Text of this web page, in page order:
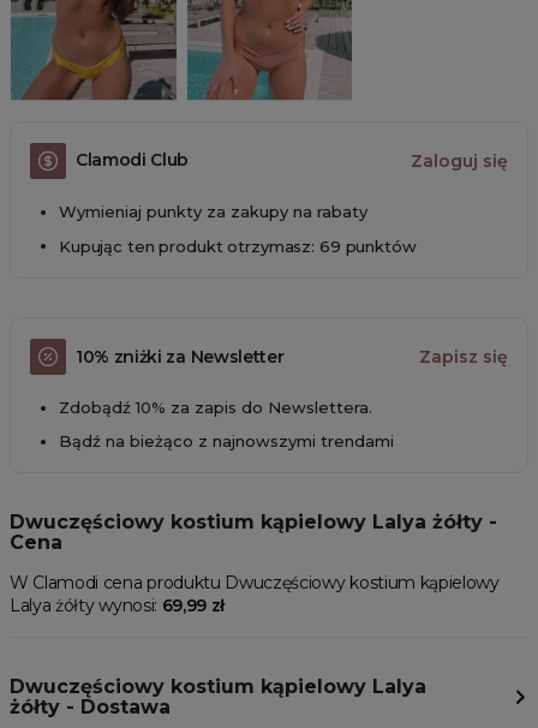
Clamodi Club Zaloguj się
Wymieniaj punkty za zakupy na rabaty
Kupując ten produkt otrzymasz: 69 punktów
10% zniżki za Newsletter Zapisz się
Zdobądź 10% za zapis do Newslettera.
Bądź na bieżąco z najnowszymi trendami
Dwuczęściowy kostium kąpielowy Lalya żółty -
Cena
W Clamodi cena produktu Dwuczęściowy kostium kąpielowy
Lalya żółty wynosi: 69,99 zł
Dwuczęściowy kostium kąpielowy Lalya
żółty - Dostawa